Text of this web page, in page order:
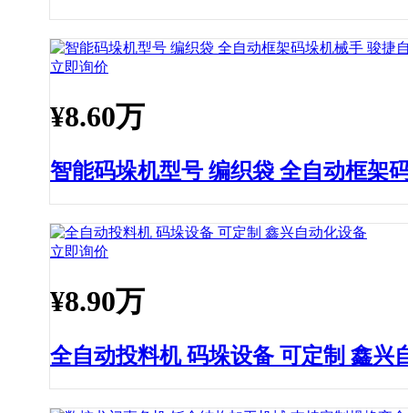
立即询价
¥8.60万
智能码垛机型号 编织袋 全自动框架
立即询价
¥8.90万
全自动投料机 码垛设备 可定制 鑫兴